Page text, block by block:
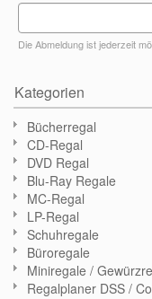
Die Abmeldung ist jederzeit
Kategorien
Bücherregal
CD-Regal
DVD Regal
Blu-Ray Regale
MC-Regal
LP-Regal
Schuhregale
Büroregale
Miniregale /
Regalplaner DSS /